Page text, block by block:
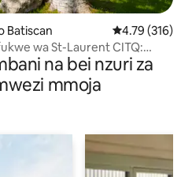
Batiscan Ukadiriaji wa
4.79 (316)
wa St-Laurent CITQ:
na bei nzuri za
mmoja